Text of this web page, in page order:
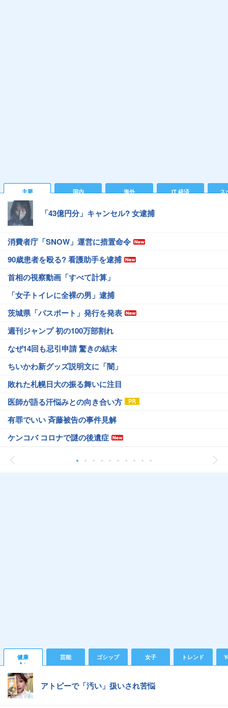
主要 国内 海外 IT 経済 ス
「43億円分」キャンセル? 女逮捕
消費者庁「SNOW」運営に措置命令
90歳患者を殴る? 看護助手を逮捕
首相の視察動画「すべて計算」
「女子トイレに全裸の男」逮捕
茨城県「パスポート」発行を発表
週刊ジャンプ 初の100万部割れ
なぜ14回も忌引申請 驚きの結末
ちいかわ新グッズ説明文に「闇」
敗れた札幌日大の振る舞いに注目
医師が語る汗悩みとの向き合い方
有罪でいい 斉藤被告の事件見解
ケンコバ コロナで謎の後遺症
健康 芸能 ゴシップ 女子 トレンド
アトピーで「汚い」扱いされ苦悩